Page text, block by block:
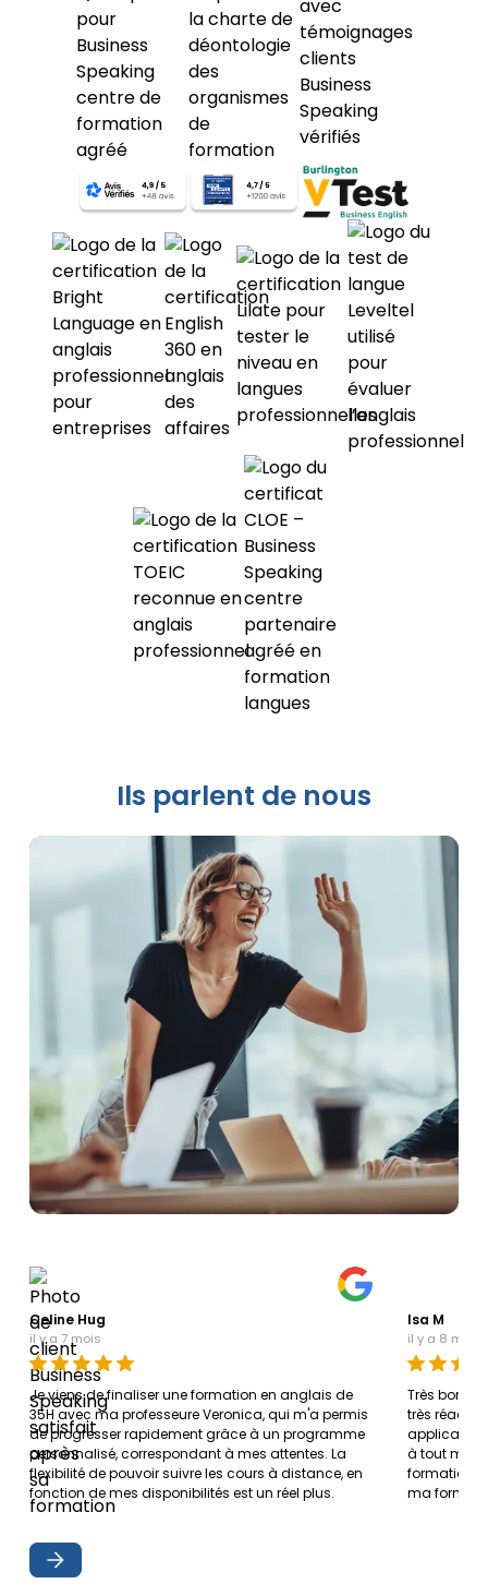
Ils parlent de nous
Celine Hug
il y a 7 mois
Je viens de finaliser une formation en anglais de
35H avec ma professeure Veronica, qui m'a permis
de progresser rapidement grâce à un programme
personnalisé, correspondant à mes attentes. La
flexibilité de pouvoir suivre les cours à distance, en
fonction de mes disponibilités est un réel plus.
Isa M
il y a 8 mois
Très
très
application
à tout
formation
ma